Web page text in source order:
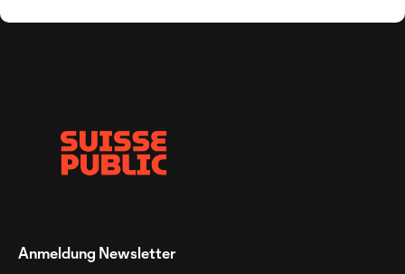
Anmeldung Newsletter